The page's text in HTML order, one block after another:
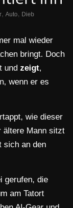
, Auto, Dieb
mal wieder
bringt. Doch
und zeigt,
wenn er es
wie dieser
ältere Mann sitzt
sich an den
gerufen, die
am Tatort